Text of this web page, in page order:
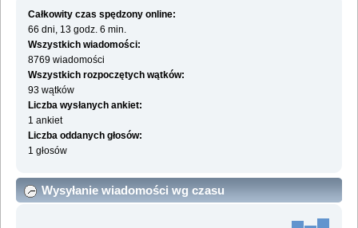
Całkowity czas spędzony online:
66 dni, 13 godz. 6 min.
Wszystkich wiadomości:
8769 wiadomości
Wszystkich rozpoczętych wątków:
93 wątków
Liczba wysłanych ankiet:
1 ankiet
Liczba oddanych głosów:
1 głosów
Wysyłanie wiadomości wg czasu